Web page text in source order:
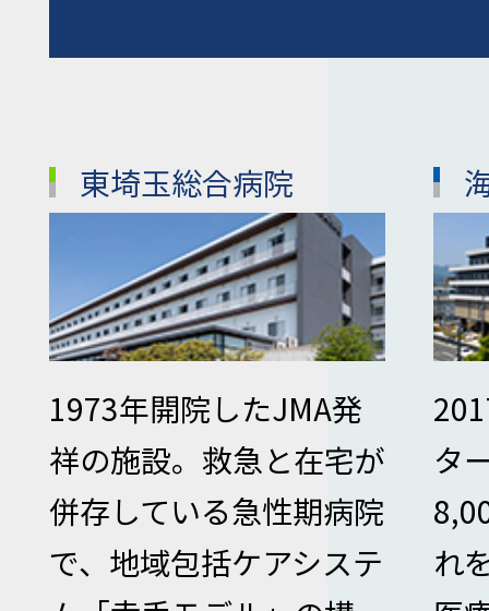
東埼玉総合病院
1973年開院したJMA発
祥の施設。救急と在宅が
併存している急性期病院
で、地域包括ケアシステ
タ
れ